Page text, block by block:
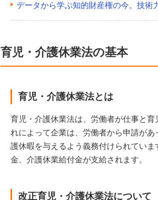
データから学ぶ知的財産権の今。技術
育児・介護休業法の基本
育児・介護休業法とは
育児・介護休業法は、労働者が仕事と
れによって企業は、労働者から申請が
護休暇を与えるよう義務付けられてい
金、介護休業給付金が支給されます。
改正育児・介護休業法について